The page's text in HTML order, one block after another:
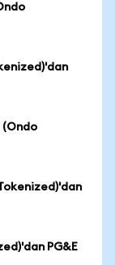
(Ondo
PG&E